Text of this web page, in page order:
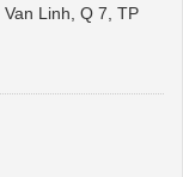
Linh, Q 7, TP